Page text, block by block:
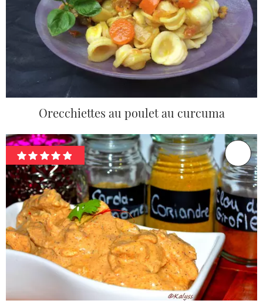
Orecchiettes au poulet au curcuma